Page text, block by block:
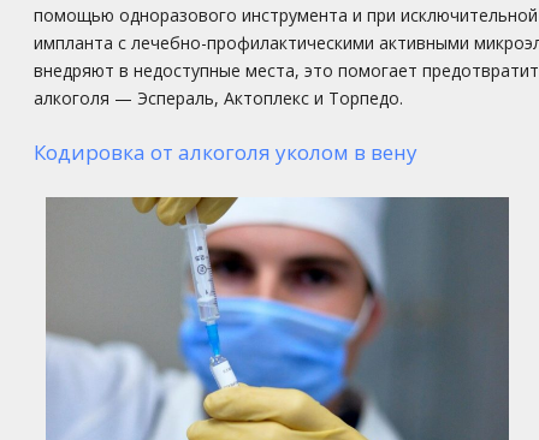
помощью одноразового инструмента и при
импланта с лечебно-профилактическими активными
внедряют в недоступные места, это помогает
алкоголя — Эспераль, Актоплекс и Торпедо.
Кодировка от алкоголя уколом в вену